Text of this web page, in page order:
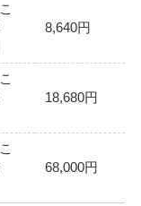
8,640円
18,680円
68,000円